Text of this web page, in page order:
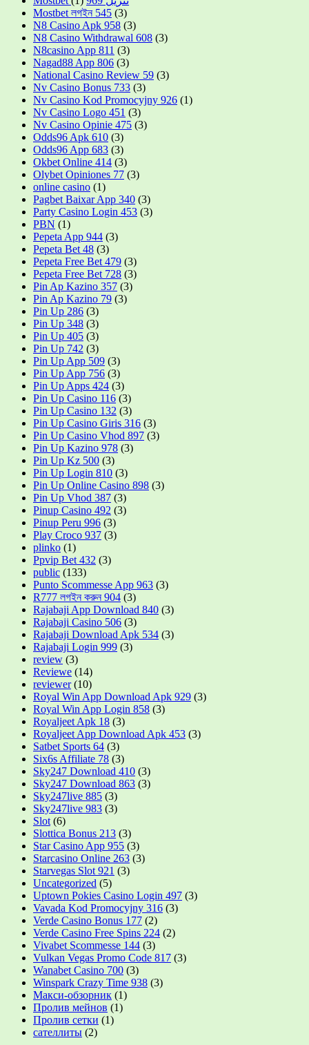
Mostbet লগইন 545 (3)
N8 Casino Apk 958 (3)
N8 Casino Withdrawal 608 (3)
N8casino App 811 (3)
Nagad88 App 806 (3)
National Casino Review 59 (3)
Nv Casino Bonus 733 (3)
Nv Casino Kod Promocyjny 926 (1)
Nv Casino Logo 451 (3)
Nv Casino Opinie 475 (3)
Odds96 Apk 610 (3)
Odds96 App 683 (3)
Okbet Online 414 (3)
Olybet Opiniones 77 (3)
online casino (1)
Pagbet Baixar App 340 (3)
Party Casino Login 453 (3)
PBN (1)
Pepeta App 944 (3)
Pepeta Bet 48 (3)
Pepeta Free Bet 479 (3)
Pepeta Free Bet 728 (3)
Pin Ap Kazino 357 (3)
Pin Ap Kazino 79 (3)
Pin Up 286 (3)
Pin Up 348 (3)
Pin Up 405 (3)
Pin Up 742 (3)
Pin Up App 509 (3)
Pin Up App 756 (3)
Pin Up Apps 424 (3)
Pin Up Casino 116 (3)
Pin Up Casino 132 (3)
Pin Up Casino Giris 316 (3)
Pin Up Casino Vhod 897 (3)
Pin Up Kazino 978 (3)
Pin Up Kz 500 (3)
Pin Up Login 810 (3)
Pin Up Online Casino 898 (3)
Pin Up Vhod 387 (3)
Pinup Casino 492 (3)
Pinup Peru 996 (3)
Play Croco 937 (3)
plinko (1)
Ppvip Bet 432 (3)
public (133)
Punto Scommesse App 963 (3)
R777 লগইন করুন 904 (3)
Rajabaji App Download 840 (3)
Rajabaji Casino 506 (3)
Rajabaji Download Apk 534 (3)
Rajabaji Login 999 (3)
review (3)
Reviewe (14)
reviewer(10)
Royal Win App Download Apk 929 (3)
Royal Win App Login 858 (3)
Royaljeet Apk 18 (3)
Royaljeet App Download Apk 453 (3)
Satbet Sports 64 (3)
Six6s Affiliate 78 (3)
Sky247 Download 410 (3)
Sky247 Download 863 (3)
Sky247live 885 (3)
Sky247live 983 (3)
Slot (6)
Slottica Bonus 213 (3)
Star Casino App 955 (3)
Starcasino Online 263 (3)
Starvegas Slot 921 (3)
Uncategorized (5)
Uptown Pokies Casino Login 497 (3)
Vavada Kod Promocyjny 316 (3)
Verde Casino Bonus 177 (2)
Verde Casino Free Spins 224 (2)
Vivabet Scommesse 144 (3)
Vulkan Vegas Promo Code 817 (3)
Wanabet Casino 700 (3)
Winspark Crazy Time 938 (3)
Макси-обзорник (1)
Пролив мейнов (1)
Пролив сетки (1)
сателлиты (2)